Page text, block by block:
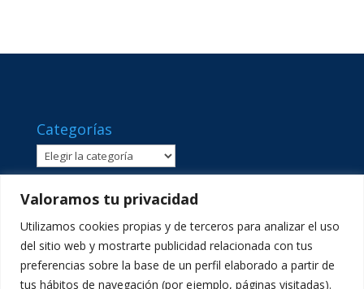
Valoramos tu privacidad
Utilizamos cookies propias y de terceros para analizar el uso
del sitio web y mostrarte publicidad relacionada con tus
preferencias sobre la base de un perfil elaborado a partir de
tus hábitos de navegación (por ejemplo, páginas visitadas).
Categorías
Categorías